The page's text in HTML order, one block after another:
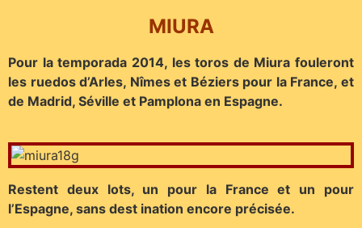
MIURA
Pour la temporada 2014, les toros de Miura fouleront
les ruedos d’Arles, Nîmes et Béziers pour la France, et
de Madrid, Séville et Pamplona en Espagne.
Restent deux lots, un pour la France et un pour
l’Espagne, sans dest ination encore précisée.